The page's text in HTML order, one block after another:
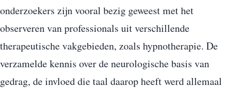
onderzoekers zijn vooral bezig geweest met het
observeren van professionals uit verschillende
therapeutische vakgebieden, zoals hypnotherapie. De
verzamelde kennis over de neurologische basis van
gedrag, de invloed die taal daarop heeft werd allemaal